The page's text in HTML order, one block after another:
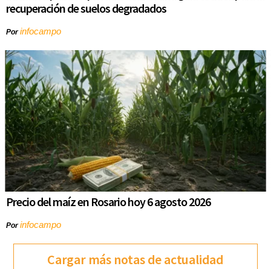
recuperación de suelos degradados
Porinfocampo
Precio del maíz en Rosario hoy 6 agosto 2026
Porinfocampo
Cargar más notas de actualidad